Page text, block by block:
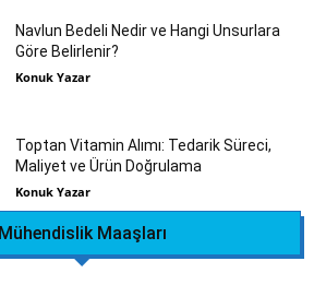
Navlun Bedeli Nedir ve Hangi Unsurlara
Göre Belirlenir?
Konuk Yazar
Toptan Vitamin Alımı: Tedarik Süreci,
Maliyet ve Ürün Doğrulama
Konuk Yazar
Mühendislik Maaşları